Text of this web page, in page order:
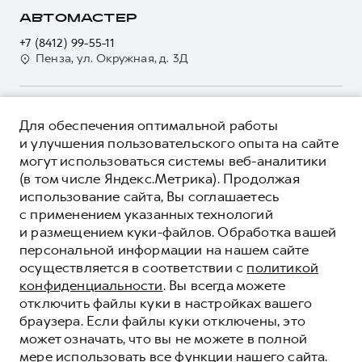
Для малого бизнеса
Система управления автопарком
Сервис для корпоративных клиентов
HAVAL Лизинг
Автомобильные аксессуары
Коллекция PRO
Коллекция Базовая
Коллекция Детская
Электронный ПТС
GWM Безопасность
Мобильное приложение GWM
Программа «HAVAL Защита+»
Руководства по эксплуатации
Подписки
Автомобильные аксессуары
Коллекция PRO
Коллекция Базовая
Коллекция Детская
О дилере
Наша команда
Контакты
АВТОМАСТЕР
+7 (8412) 99-55-11
Пенза, ул. Окружная, д. 3Д
ЦЕНЫ И ВЫГОДЫ
ЮРИДИЧЕСКАЯ ИНФОРМАЦИЯ
Вся представленная на сайте информация, касающаяся
автомобилей и сервисного обслуживания, носит
информационный характер и не является публичной офертой.
Все цены, указанные на данном сайте, носят информационный
характер и являются максимально рекомендуемыми
розничными ценами по расчетам дистрибьютора (ООО «Грейт
Волл Мотор Рус»). Для получения подробной информации
просьба обращаться к ближайшему официальному дилеру ООО
«Грейт Волл Мотор Рус» либо по телефону Горячей линии 8 (800)
511-59-86, либо на сайте. Опубликованная на данном сайте
информация может быть изменена в любое время без
****На некоторых автомобилях HAVAL может отсутствовать
система / устройство вызова экстренных оперативных служб
(блок ЭРА-ГЛОНАСС).
Показать все
© 2026 ООО «Грейт Волл Мотор Рус»
© 2026 ООО «Автомастер-Восток»
Политика конфиденциальности
Для обеспечения оптимальной работы
и улучшения пользовательского опыта на сайте
могут использоваться системы веб-аналитики
(в том числе Яндекс.Метрика). Продолжая
использование сайта, Вы соглашаетесь
с применением указанных технологий
и размещением куки-файлов. Обработка вашей
персональной информации на нашем сайте
осуществляется в соответствии с политикой
конфиденциальности. Вы всегда можете
отключить файлы куки в настройках вашего
браузера. Если файлы куки отключены, это
может означать, что вы не можете в полной
мере использовать все функции нашего сайта.